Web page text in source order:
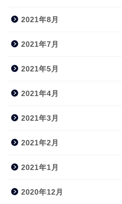
2021年8月
2021年7月
2021年5月
2021年4月
2021年3月
2021年2月
2021年1月
2020年12月